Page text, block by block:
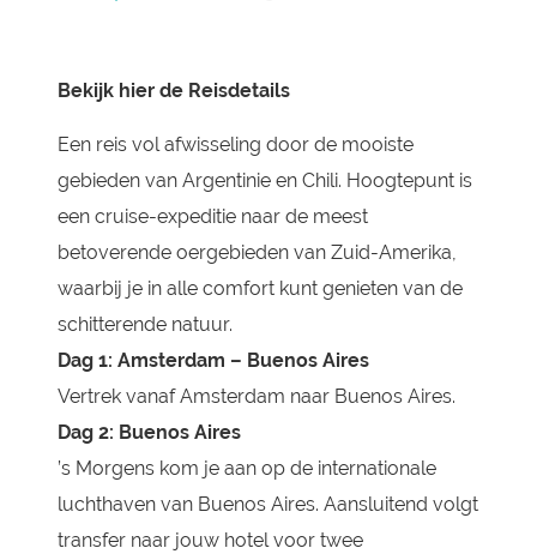
Bekijk hier de Reisdetails
Een reis vol afwisseling door de mooiste
gebieden van Argentinie en Chili. Hoogtepunt is
een cruise-expeditie naar de meest
betoverende oergebieden van Zuid-Amerika,
waarbij je in alle comfort kunt genieten van de
schitterende natuur.
Dag 1: Amsterdam – Buenos Aires
Vertrek vanaf Amsterdam naar Buenos Aires.
Dag 2: Buenos Aires
’s Morgens kom je aan op de internationale
luchthaven van Buenos Aires. Aansluitend volgt
transfer naar jouw hotel voor twee